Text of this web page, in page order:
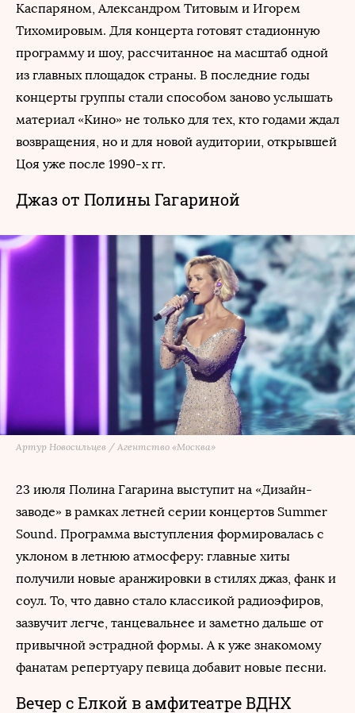
Каспаряном, Александром Титовым и Игорем
Тихомировым. Для концерта готовят стадионную
программу и шоу, рассчитанное на масштаб одной
из главных площадок страны. В последние годы
концерты группы стали способом заново услышать
материал «Кино» не только для тех, кто годами ждал
возвращения, но и для новой аудитории, открывшей
Цоя уже после 1990-х гг.
Джаз от Полины Гагариной
Артур Новосильцев / Агентство «Москва»
23 июля Полина Гагарина выступит на «Дизайн-
заводе» в рамках летней серии концертов Summer
Sound. Программа выступления формировалась с
уклоном в летнюю атмосферу: главные хиты
получили новые аранжировки в стилях джаз, фанк и
соул. То, что давно стало классикой радиоэфиров,
зазвучит легче, танцевальнее и заметно дальше от
привычной эстрадной формы. А к уже знакомому
фанатам репертуару певица добавит новые песни.
Вечер с Елкой в амфитеатре ВДНХ